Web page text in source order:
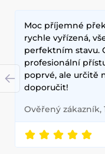
elasticitu. Hlavními
dlouhodobé výsledky,
technologie, které
Moc příjemné
rychle vyřízená,
perfektním stavu.
profesionální
poprvé, ale určitě
doporučit!
Ověřený zákazník,